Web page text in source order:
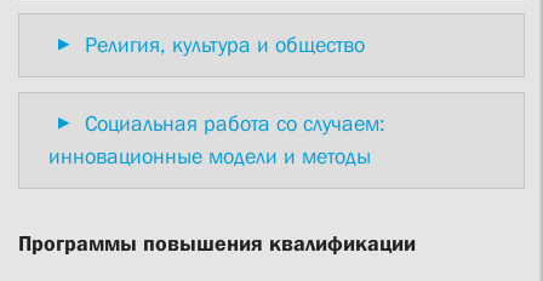
Религия, культура и общество
Социальная работа со случаем:
инновационные модели и методы
Программы повышения квалификации